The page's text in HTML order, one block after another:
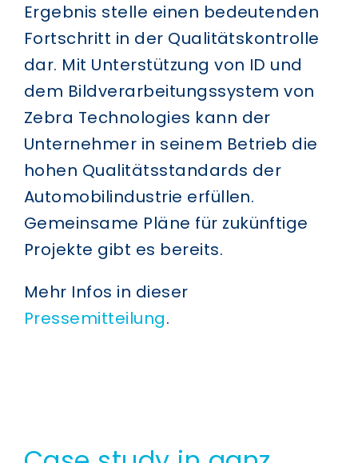
Ergebnis stelle einen bedeutenden
Fortschritt in der Qualitätskontrolle
dar. Mit Unterstützung von ID und
dem Bildverarbeitungssystem von
Zebra Technologies kann der
Unternehmer in seinem Betrieb die
hohen Qualitätsstandards der
Automobilindustrie erfüllen.
Gemeinsame Pläne für zukünftige
Projekte gibt es bereits.
Mehr Infos in dieser
Pressemitteilung.